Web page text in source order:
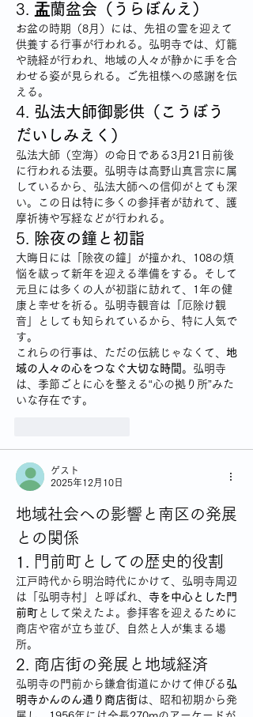
3. 盂蘭盆会（うらぼんえ）
お盆の時期（8月）には、先祖の霊を迎えて
供養する行事が行われる。弘明寺では、灯籠
や読経が行われ、地域の人々が静かに手を合
わせる姿が見られる。ご先祖様への感謝を伝
える。
4. 弘法大師御影供（こうぼう
だいしみえく）
弘法大師（空海）の命日である3月21日前後
に行われる法要。弘明寺は高野山真言宗に属
しているから、弘法大師への信仰がとても深
い。この日は特に多くの参拝者が訪れて、護
摩祈祷や写経などが行われる。
5. 除夜の鐘と初詣
大晦日には「除夜の鐘」が撞かれ、108の煩
悩を祓って新年を迎える準備をする。そして
元旦には多くの人が初詣に訪れて、1年の健
康と幸せを祈る。弘明寺観音は「厄除け観
音」としても知られているから、特に人気で
す。
これらの行事は、ただの伝統じゃなくて、 地
域の人々の心をつなぐ大切な時間 。弘明寺
は、季節ごとに心を整える“心の拠り所”みた
いな存在です。
ゲスト
2025年12月10日
地域社会への影響と南区の発展
との関係
1. 門前町としての歴史的役割
江戸時代から明治時代にかけて、弘明寺周辺
は「弘明寺村」と呼ばれ、 寺を中心とした門
前町 として栄えたよ。参拝客を迎えるために
商店や宿が立ち並び、自然と人が集まる場
所。
2. 商店街の発展と地域経済
弘明寺の門前から鎌倉街道にかけて伸びる 弘
明寺かんのん通り商店街は、昭和初期から発